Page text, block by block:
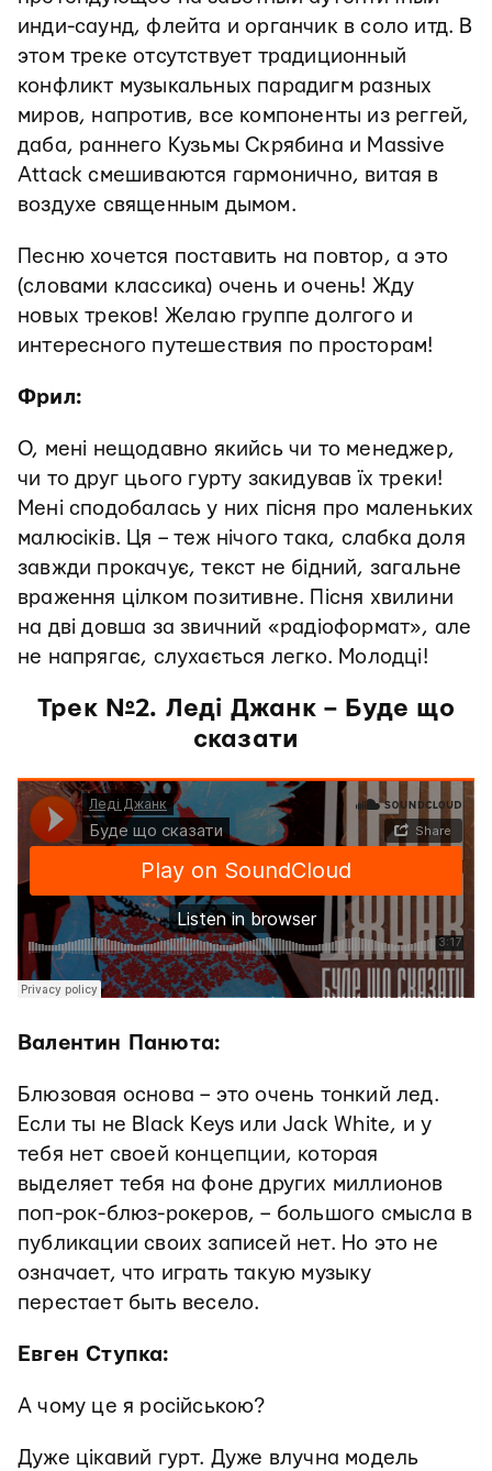
инди-саунд, флейта и органчик в соло итд. В
этом треке отсутствует традиционный
конфликт музыкальных парадигм разных
миров, напротив, все компоненты из реггей,
даба, раннего Кузьмы Скрябина и Massive
Attack смешиваются гармонично, витая в
воздухе священным дымом.
Песню хочется поставить на повтор, а это
(словами классика) очень и очень! Жду
новых треков! Желаю группе долгого и
интересного путешествия по просторам!
Фрил:
О, мені нещодавно якийсь чи то менеджер,
чи то друг цього гурту закидував їх треки!
Мені сподобалась у них пісня про маленьких
малюсіків. Ця – теж нічого така, слабка доля
завжди прокачує, текст не бідний, загальне
враження цілком позитивне. Пісня хвилини
на дві довша за звичний «радіоформат», але
не напрягає, слухається легко. Молодці!
Трек №2. Леді Джанк – Буде що
сказати
Валентин Панюта:
Блюзовая основа – это очень тонкий лед.
Если ты не Black Keys или Jack White, и у
тебя нет своей концепции, которая
выделяет тебя на фоне других миллионов
поп-рок-блюз-рокеров, – большого смысла в
публикации своих записей нет. Но это не
означает, что играть такую музыку
перестает быть весело.
Евген Ступка:
А чому це я російською?
Дуже цікавий гурт. Дуже влучна модель